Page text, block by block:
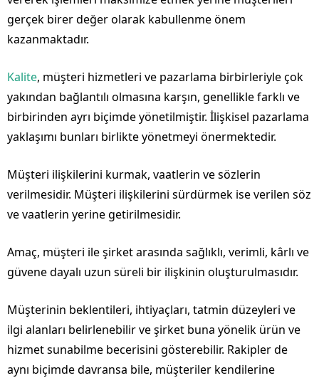
gerçek birer değer olarak kabullenme önem
kazanmaktadır.
Kalite, müşteri hizmetleri ve pazarlama birbirleriyle çok
yakından bağlantılı olmasına karşın, genellikle farklı ve
birbirinden ayrı biçimde yönetilmiştir. İlişkisel pazarlama
yaklaşımı bunları birlikte yönetmeyi önermektedir.
Müşteri ilişkilerini kurmak, vaatlerin ve sözlerin
verilmesidir. Müşteri ilişkilerini sürdürmek ise verilen söz
ve vaatlerin yerine getirilmesidir.
Amaç, müşteri ile şirket arasında sağlıklı, verimli, kârlı ve
güvene dayalı uzun süreli bir ilişkinin oluşturulmasıdır.
Müşterinin beklentileri, ihtiyaçları, tatmin düzeyleri ve
ilgi alanları belirlenebilir ve şirket buna yönelik ürün ve
hizmet sunabilme becerisini gösterebilir. Rakipler de
aynı biçimde davransa bile, müşteriler kendilerine